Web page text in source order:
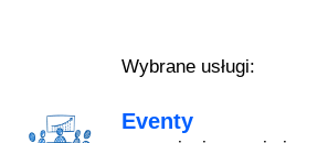
Wybrane usługi:
Eventy